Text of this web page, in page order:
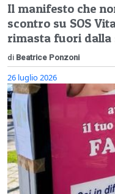
Il manifesto che
scontro su SOS
rimasta fuori dalla
di Beatrice Ponzoni
26 luglio 2026